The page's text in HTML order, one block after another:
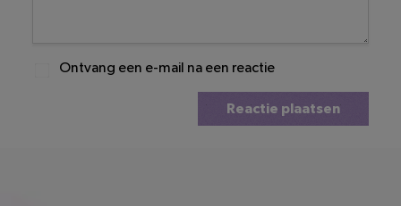
Ontvang een e-mail na een reactie
Reactie plaatsen